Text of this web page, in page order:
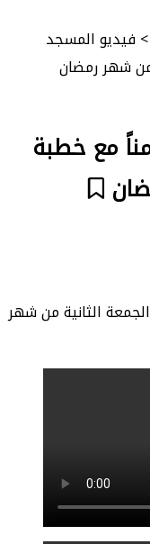
>فيديو المسجد
من شهر رمضان
مع خطبة
الثانية من شهر